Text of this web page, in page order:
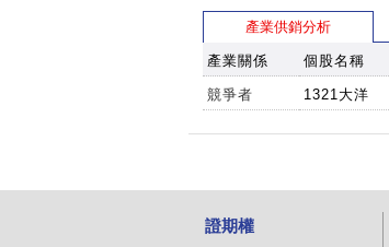
產業供銷分析
產業關係 個股名稱
競爭者 1321大洋
證期權